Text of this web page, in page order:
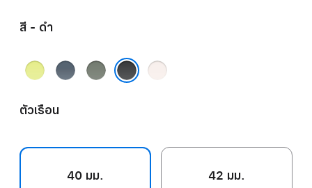
สี - ดำ
เหลือง
นีออน
น้ำ
เงิน
อร์บลู
เทา
เขียว
ชม
ตัวเรือน
40 มม. 42 มม.